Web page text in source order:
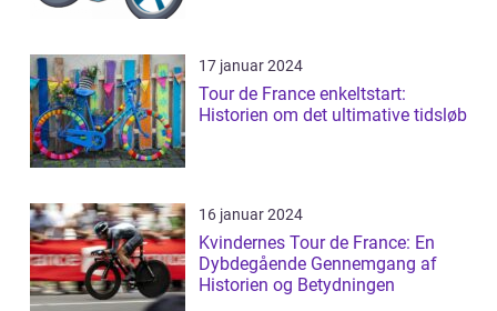
17 januar 2024
Tour de France enkeltstart:
Historien om det ultimative tidsløb
16 januar 2024
Kvindernes Tour de France: En
Dybdegående Gennemgang af
Historien og Betydningen